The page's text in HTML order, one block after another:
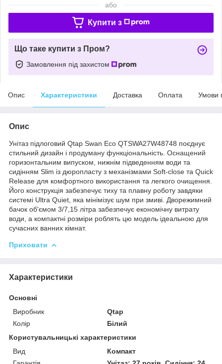
або
Купити з
Що таке купити з Пром?
Замовлення під захистом
Опис Характеристики Доставка Оплата Умови
Опис
Унітаз підлоговий Qtap Swan Eco QTSWA27W48748 поєднує
стильний дизайн і продуману функціональність. Оснащений
горизонтальним випуском, нижнім підведенням води та
сидінням Slim із дюропласту з механізмами Soft-close та Quick
Release для комфортного використання та легкого очищення.
Його конструкція забезпечує тиху та плавну роботу завдяки
системі Ultra Quiet, яка мінімізує шум при змиві. Дворежимний
бачок об'ємом 3/7,15 літра забезпечує економічну витрату
води, а компактні розміри роблять цю модель ідеальною для
сучасних ванних кімнат.
Приховати
Характеристики
Основні
Виробник
Qtap
Колір
Білий
Користувальницькі характеристики
Вид
Компакт